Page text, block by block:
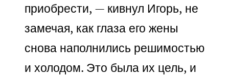
приобрести, — кивнул Игорь, не
замечая, как глаза его жены
снова наполнились решимостью
и холодом. Это была их цель, и